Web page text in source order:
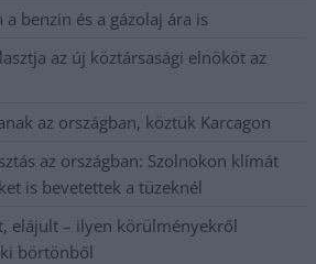
benzin és a gázolaj ára is
az új köztársasági elnököt az
az országban, köztük Karcagon
az országban: Szolnokon klímát
is bevetettek a tüzeknél
elájult – ilyen körülményekről
börtönből